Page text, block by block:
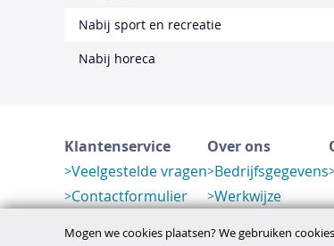
Nabij sport en recreatie
Nabij horeca
Klantenservice
Veelgestelde vragen
Contactformulier
Over ons
Bedrijfsgegevens
Werkwijze
Mogen we cookies plaatsen? We gebruiken